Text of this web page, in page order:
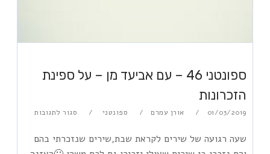
ספונטני 46 – עם אביעד מן – על ספינת
הזכרונות
01/03/2019 אורן עמרם ספונטני סגור לתגובות
שעה רגועה של שירים לקראת שבת,שירים שנזכרתי בהם